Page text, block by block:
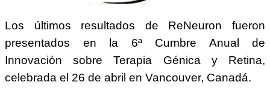
Los últimos resultados de ReNeuron fueron
presentados en la 6ª Cumbre Anual de
Innovación sobre Terapia Génica y Retina,
celebrada el 26 de abril en Vancouver, Canadá.